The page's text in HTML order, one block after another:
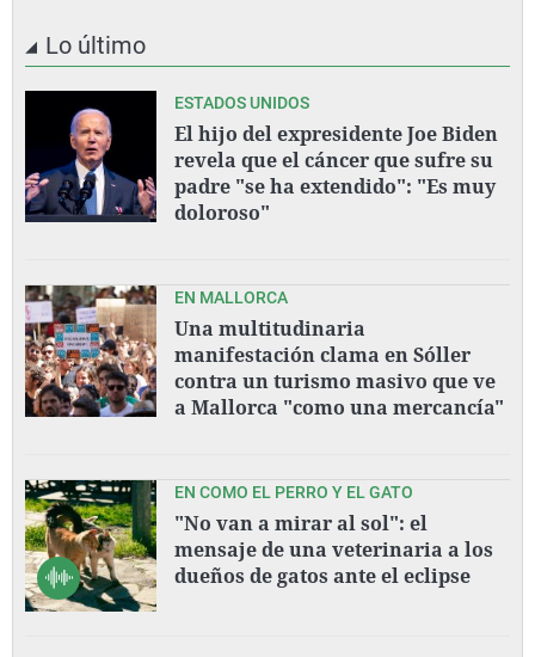
Lo último
ESTADOS UNIDOS
El hijo del expresidente Joe Biden
revela que el cáncer que sufre su
padre "se ha extendido": "Es muy
doloroso"
EN MALLORCA
Una multitudinaria
manifestación clama en Sóller
contra un turismo masivo que ve
a Mallorca "como una mercancía"
EN COMO EL PERRO Y EL GATO
"No van a mirar al sol": el
mensaje de una veterinaria a los
dueños de gatos ante el eclipse